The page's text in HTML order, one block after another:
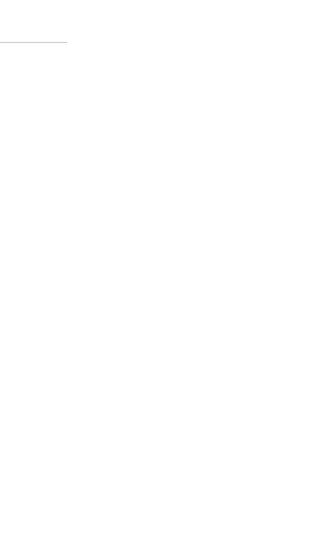
quantity